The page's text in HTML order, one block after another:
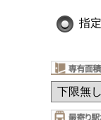
指